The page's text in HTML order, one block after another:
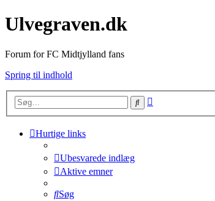
Ulvegraven.dk
Forum for FC Midtjylland fans
Spring til indhold
Søg
Hurtige links
Ubesvarede indlæg
Aktive emner
Søg